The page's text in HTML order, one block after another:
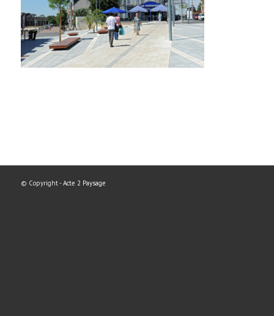
© Copyright -Acte 2 Paysage